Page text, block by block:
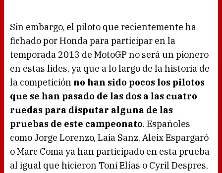
Sin embargo, el piloto que recientemente ha
fichado por Honda para participar en la
temporada 2013 de MotoGP no será un pionero
en estas lides, ya que a lo largo de la historia de
la competición no han sido pocos los pilotos
que se han pasado de las dos a las cuatro
ruedas para disputar alguna de las
pruebas de este campeonato. Españoles
como Jorge Lorenzo, Laia Sanz, Aleix Espargaró
o Marc Coma ya han participado en esta prueba
al igual que hicieron Toni Elías o Cyril Despres,